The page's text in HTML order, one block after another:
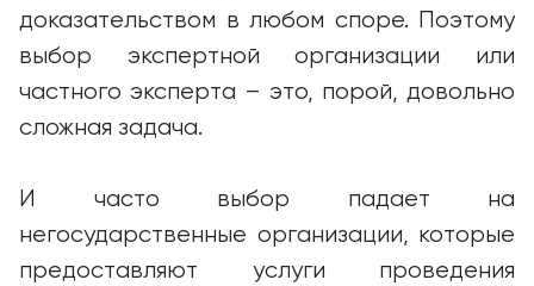
доказательством в любом споре. Поэтому
выбор экспертной организации или
частного эксперта – это, порой, довольно
сложная задача.
И часто выбор падает на
негосударственные организации, которые
предоставляют услуги проведения